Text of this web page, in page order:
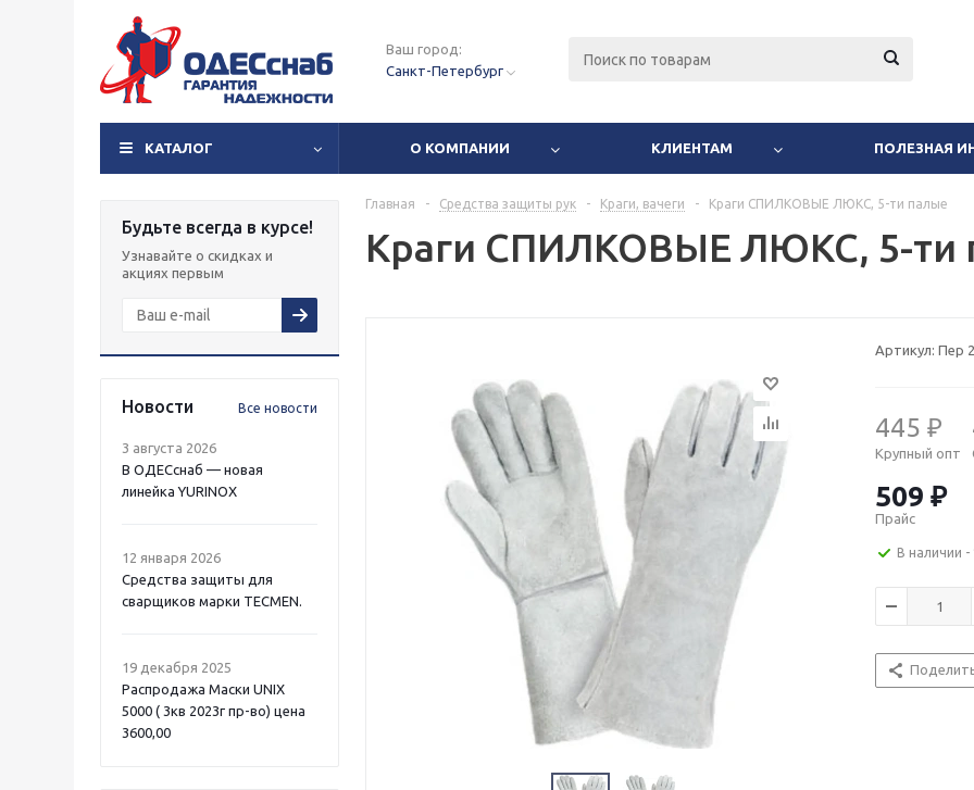
Ваш город:
Санкт-Петербург
КАТАЛОГ О КОМПАНИИ КЛИЕНТАМ ПОЛЕЗНАЯ
Будьте всегда в курсе!
Узнавайте о скидках и
акциях первым
Новости Все новости
3 августа 2026
В ОДЕСснаб — новая
линейка YURINOX
12 января 2026
Средства защиты для
сварщиков марки TECMEN.
19 декабря 2025
Распродажа Маски UNIX
5000 ( 3кв 2023г пр-во) цена
3600,00
Главная - Средства защиты рук - Краги, вачеги - Краги СПИЛКОВЫЕ ЛЮКС, 5-ти палые
Краги СПИЛКОВЫЕ ЛЮКС, 5-ти
Артикул: Пер
445 ₽
Крупный опт
509 ₽
Прайс
В наличии -